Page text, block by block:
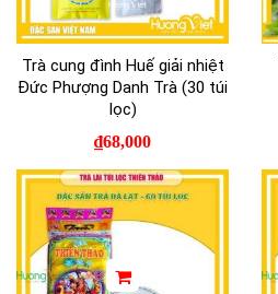
Trà cung đình Huế giải nhiệt
Đức Phượng Danh Trà (30 túi
lọc)
₫68,000